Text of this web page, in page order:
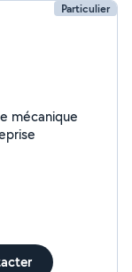
Particulier
reprise